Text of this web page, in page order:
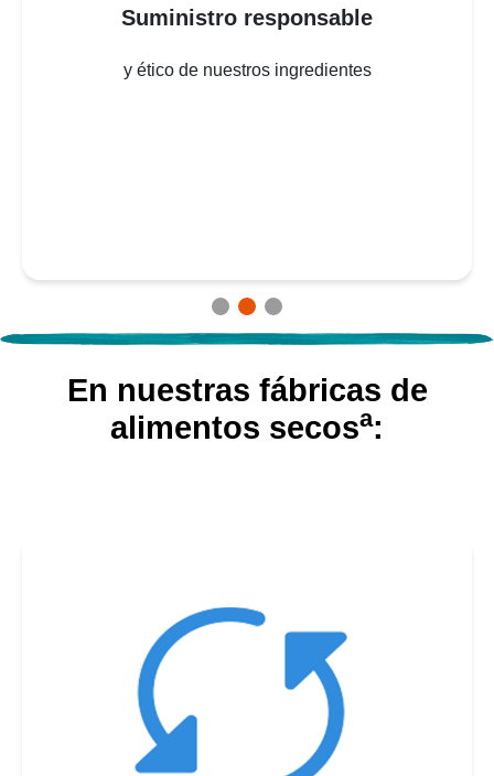
+ de 200 puntos de control
en nuestros proveedores y procesos
En nuestras fábricas de
alimentos secosa: